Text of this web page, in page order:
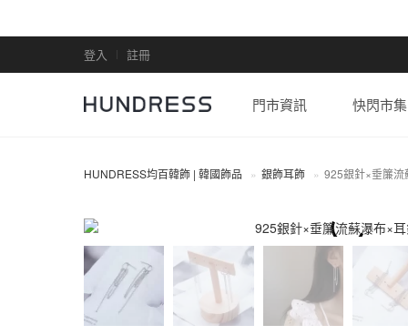
登入 註冊
門市資訊 快閃市集
HUNDRESS均百韓飾 | 韓國飾品 銀飾耳飾 925銀針×垂簾流
全部商品